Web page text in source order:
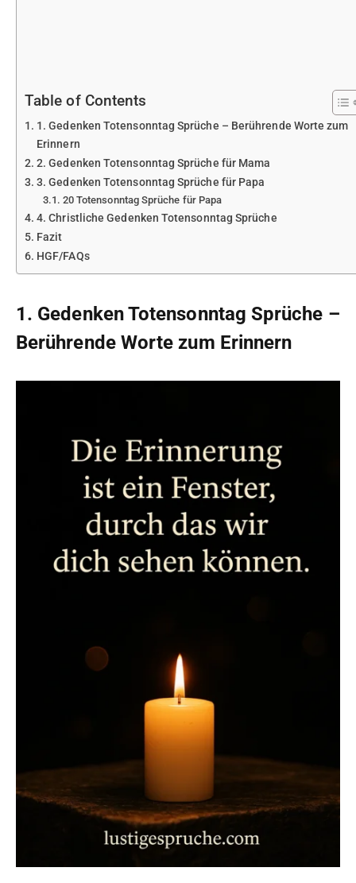
Table of Contents
1. Gedenken Totensonntag Sprüche – Berührende Worte zum
Erinnern
2. Gedenken Totensonntag Sprüche für Mama
3. Gedenken Totensonntag Sprüche für Papa
20 Totensonntag Sprüche für Papa
4. Christliche Gedenken Totensonntag Sprüche
Fazit
HGF/FAQs
1. Gedenken Totensonntag Sprüche –
Berührende Worte zum Erinnern